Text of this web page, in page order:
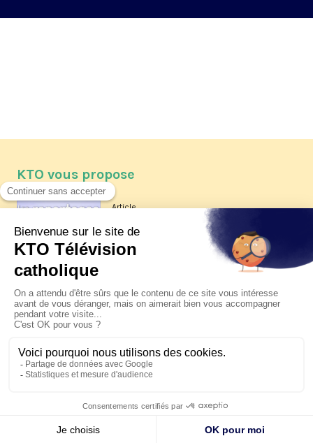
KTO vous propose
Article
Les reportages d'été 2026 de KTO
La visite pastorale du pape Léon
XIV à Assise à suivre sur KTO le
jeudi 6 août
Le pape en Uruguay, Argentine et
Pérou du 6 au 17 novembre 2026
© KTO 2026 — Mentions légales